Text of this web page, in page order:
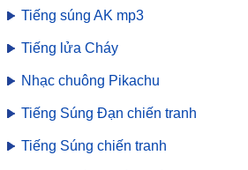
Tiếng súng AK mp3
Tiếng lửa Cháy
Nhạc chuông Pikachu
Tiếng Súng Đạn chiến tranh
Tiếng Súng chiến tranh